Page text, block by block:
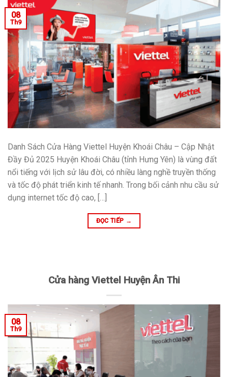
08
Th9
Danh Sách Cửa Hàng Viettel Huyện Khoái Châu – Cập Nhật
Đầy Đủ 2025 Huyện Khoái Châu (tỉnh Hưng Yên) là vùng đất
nổi tiếng với lịch sử lâu đời, có nhiều làng nghề truyền thống
và tốc độ phát triển kinh tế nhanh. Trong bối cảnh nhu cầu sử
dụng internet tốc độ cao, […]
ĐỌC TIẾP →
Cửa hàng Viettel Huyện Ân Thi
08
Th9